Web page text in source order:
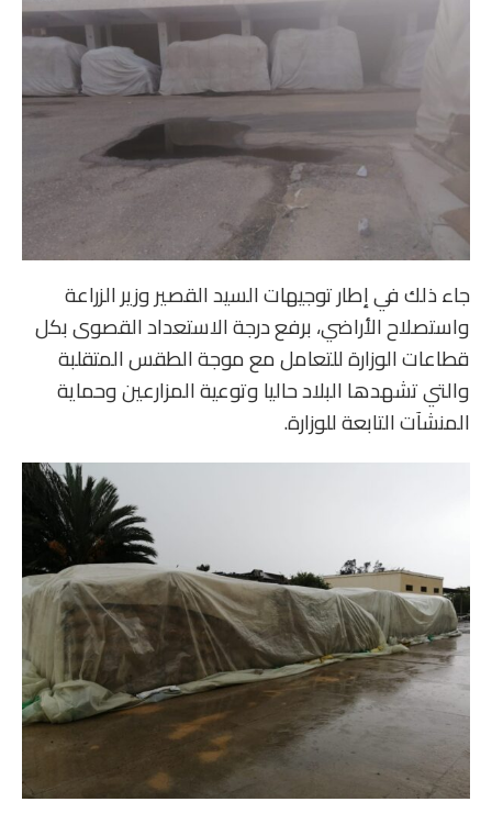
جاء ذلك في إطار توجيهات السيد القصير وزير الزراعة
واستصلاح الأراضي، برفع درجة الاستعداد القصوى بكل
قطاعات الوزارة للتعامل مع موجة الطقس المتقلبة
والتي تشهدها البلاد حاليا وتوعية المزارعين وحماية
المنشآت التابعة للوزارة.